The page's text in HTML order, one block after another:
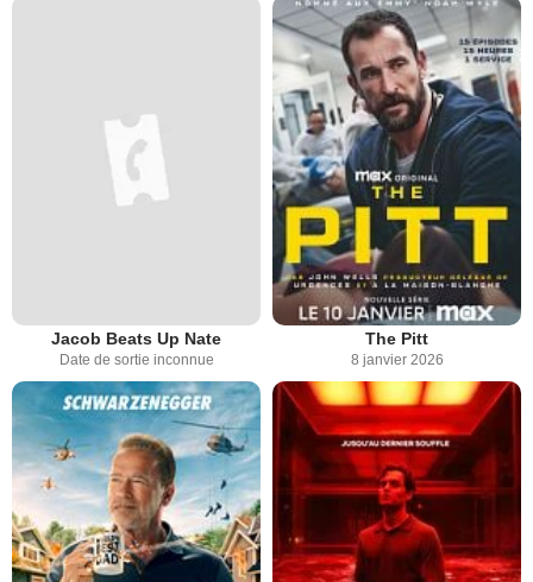
Jacob Beats Up Nate
Date de sortie inconnue
The Pitt
8 janvier 2026